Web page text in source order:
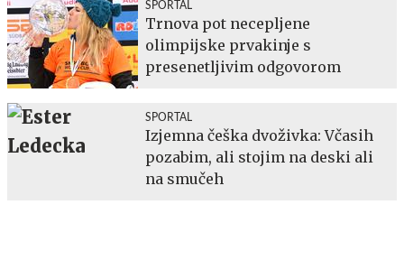
SPORTAL
Trnova pot necepljene
olimpijske prvakinje s
presenetljivim odgovorom
SPORTAL
Izjemna češka dvoživka: Včasih
pozabim, ali stojim na deski ali
na smučeh